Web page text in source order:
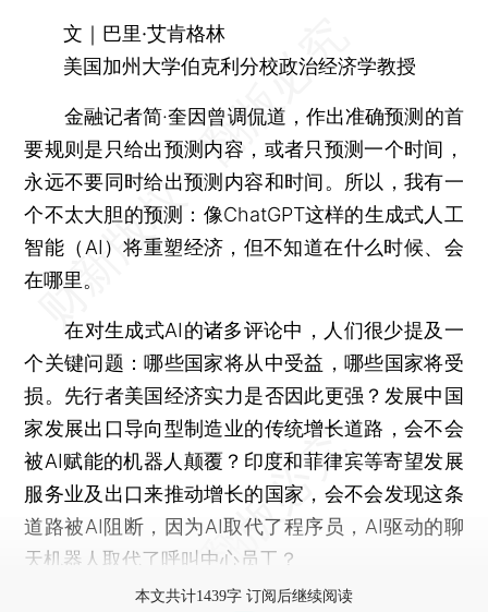
文｜巴里·艾肯格林
美国加州大学伯克利分校政治经济学教授
金融记者简·奎因曾调侃道，作出准确预测的首
要规则是只给出预测内容，或者只预测一个时间，
永远不要同时给出预测内容和时间。所以，我有一
个不太大胆的预测：像ChatGPT这样的生成式人工
智能（AI）将重塑经济，但不知道在什么时候、会
在哪里。
在对生成式AI的诸多评论中，人们很少提及一
个关键问题：哪些国家将从中受益，哪些国家将受
损。先行者美国经济实力是否因此更强？发展中国
家发展出口导向型制造业的传统增长道路，会不会
被AI赋能的机器人颠覆？印度和菲律宾等寄望发展
服务业及出口来推动增长的国家，会不会发现这条
道路被AI阻断，因为AI取代了程序员，AI驱动的聊
天机器人取代了呼叫中心员工？
本文共计1439字 订阅后继续阅读